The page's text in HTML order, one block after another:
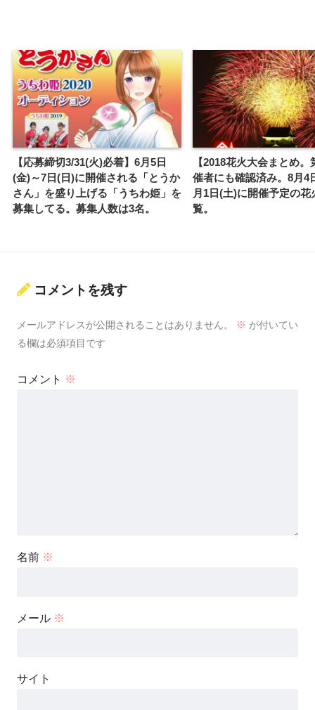
【応募締切3/31(火)必着】6月5日
(金)～7日(日)に開催される「とうか
さん」を盛り上げる「うちわ姫」を
募集してる。募集人数は3名。
【2018花火大会まとめ。
催者にも確認済み。8月4
月1日(土)に開催予定の花
覧。
コメントを残す
メールアドレスが公開されることはありません。 ※ が付いてい
る欄は必須項目です
コメント ※
名前 ※
メール ※
サイト